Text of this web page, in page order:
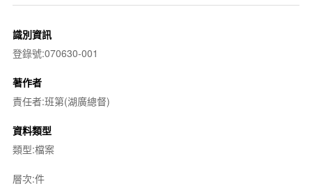
識別資訊
登錄號:070630-001
著作者
責任者:班第(湖廣總督)
資料類型
類型:檔案
層次:件